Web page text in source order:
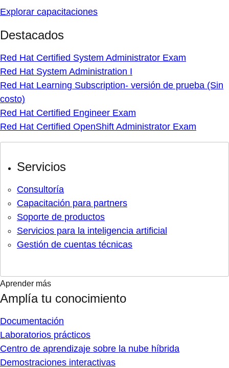
Explorar capacitaciones
Destacados
Red Hat Certified System Administrator Exam
Red Hat System Administration I
Red Hat Learning Subscription- versión de prueba (Sin
costo)
Red Hat Certified Engineer Exam
Red Hat Certified OpenShift Administrator Exam
Servicios
Consultoría
Capacitación para partners
Soporte de productos
Servicios para la inteligencia artificial
Gestión de cuentas técnicas
Aprender más
Amplía tu conocimiento
Documentación
Laboratorios prácticos
Centro de aprendizaje sobre la nube híbrida
Demostraciones interactivas